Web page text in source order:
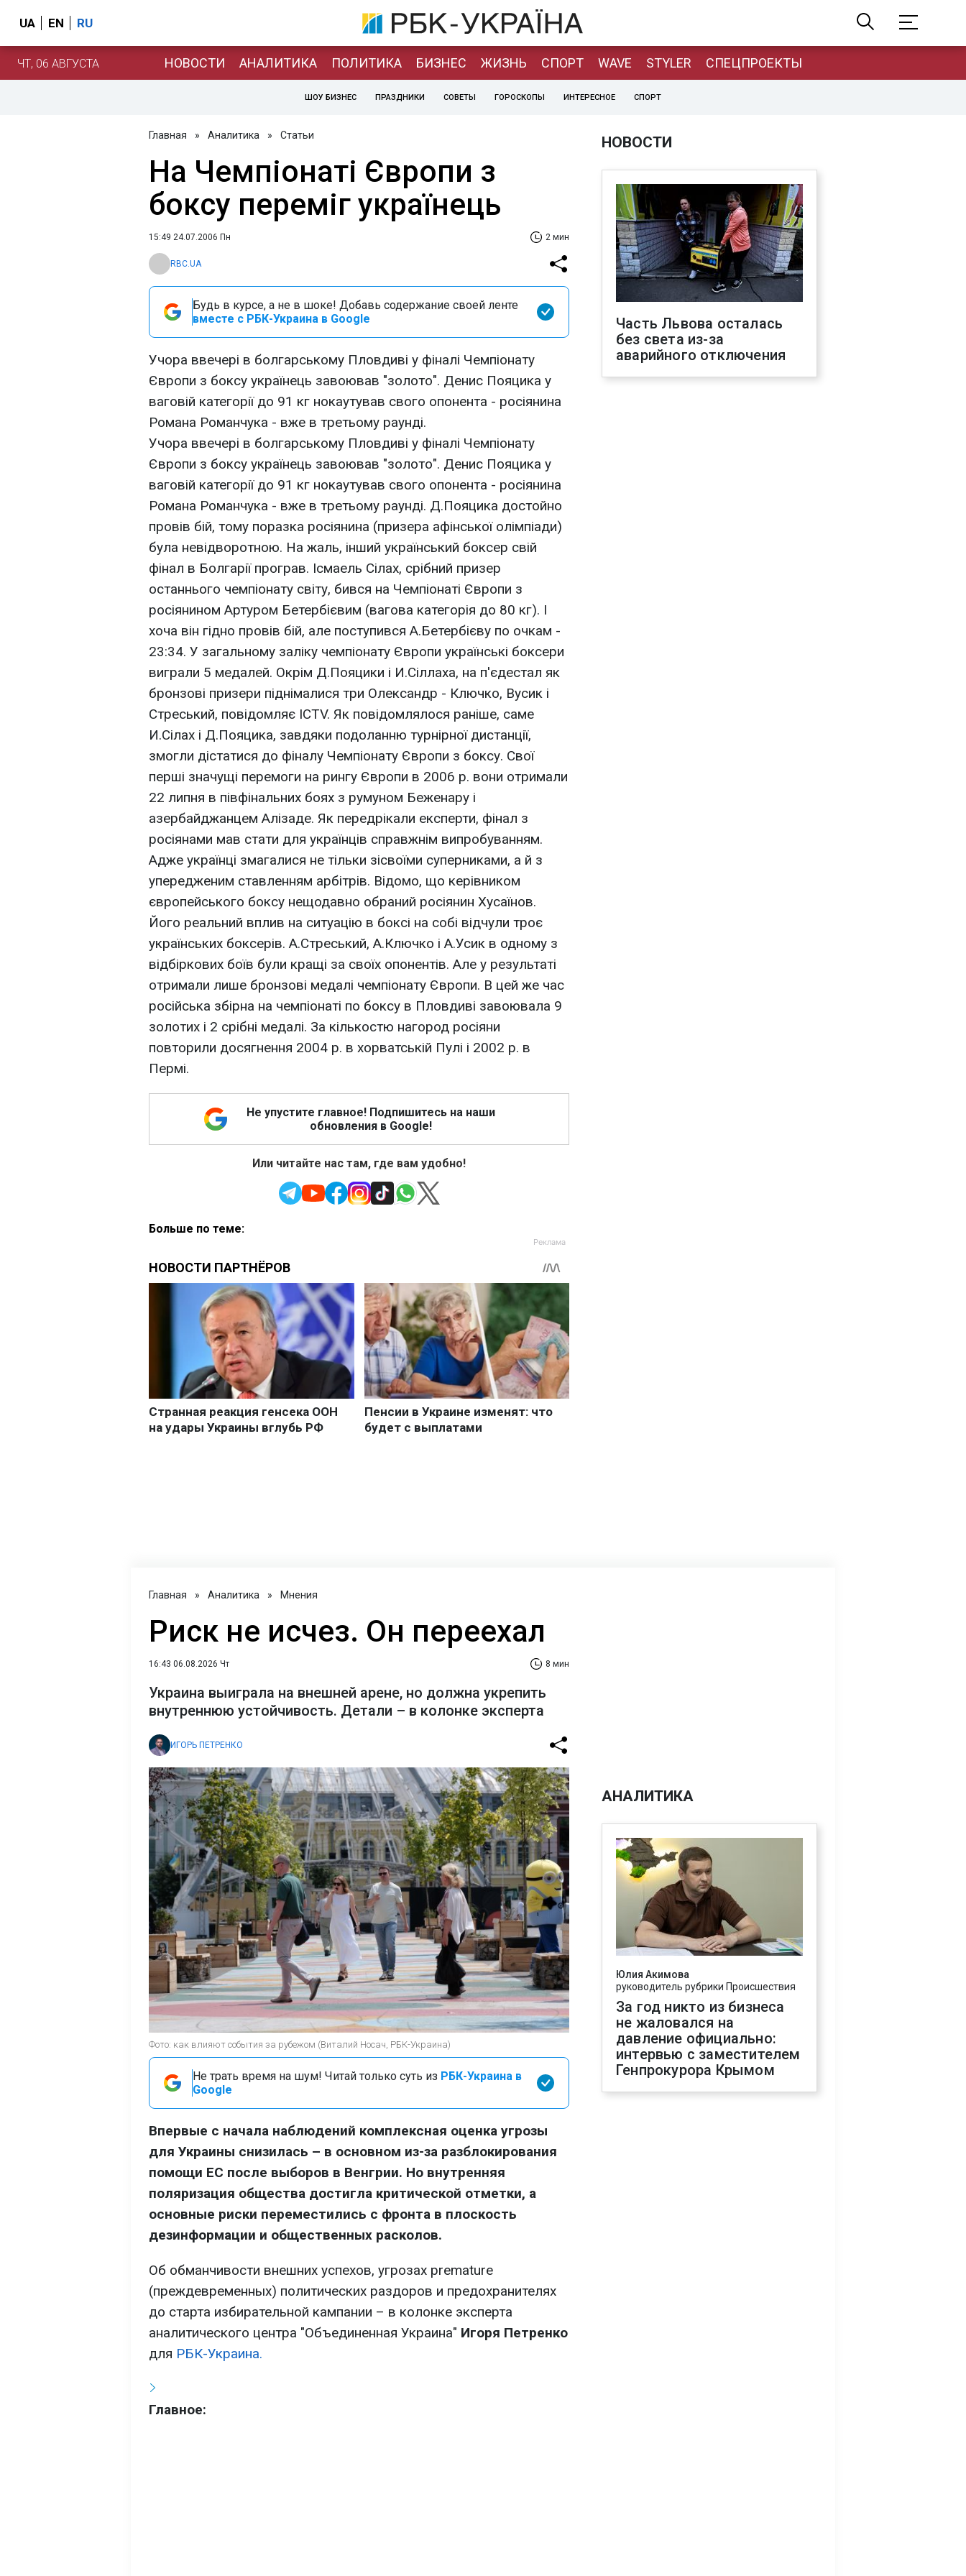
UA EN RU
ЧТ, 06 АВГУСТА НОВОСТИ АНАЛИТИКА ПОЛИТИКА БИЗНЕС ЖИЗНЬ СПОРТ WAVE STYLER СПЕЦПРОЕКТЫ
ШОУ БИЗНЕС ПРАЗДНИКИ СОВЕТЫ ГОРОСКОПЫ ИНТЕРЕСНОЕ СПОРТ
Главная » Аналитика » Статьи
На Чемпіонаті Європи з
боксу переміг українець
15:49 24.07.2006 Пн 2 мин
RBC.UA
Будь в курсе, а не в шоке! Добавь содержание своей ленте
вместе с РБК-Украина в Google
Учора ввечері в болгарському Пловдиві у фіналі Чемпіонату
Європи з боксу українець завоював "золото". Денис Пояцика у
ваговій категорії до 91 кг нокаутував свого опонента - росіянина
Романа Романчука - вже в третьому раунді.
Учора ввечері в болгарському Пловдиві у фіналі Чемпіонату
Європи з боксу українець завоював "золото". Денис Пояцика у
ваговій категорії до 91 кг нокаутував свого опонента - росіянина
Романа Романчука - вже в третьому раунді. Д.Пояцика достойно
провів бій, тому поразка росіянина (призера афінської олімпіади)
була невідворотною. На жаль, інший український боксер свій
фінал в Болгарії програв. Ісмаель Сілах, срібний призер
останнього чемпіонату світу, бився на Чемпіонаті Європи з
росіянином Артуром Бетербієвим (вагова категорія до 80 кг). І
хоча він гідно провів бій, але поступився А.Бетербієву по очкам -
23:34. У загальному заліку чемпіонату Європи українські боксери
виграли 5 медалей. Окрім Д.Пояцики і И.Сіллаха, на п'єдестал як
бронзові призери піднімалися три Олександр - Ключко, Вусик і
Стреський, повідомляє ICTV. Як повідомлялося раніше, саме
И.Сілах і Д.Пояцика, завдяки подоланню турнірної дистанції,
змогли дістатися до фіналу Чемпіонату Європи з боксу. Свої
перші значущі перемоги на рингу Європи в 2006 р. вони отримали
22 липня в півфінальних боях з румуном Беженару і
азербайджанцем Алізаде. Як передрікали експерти, фінал з
росіянами мав стати для українців справжнім випробуванням.
Адже українці змагалися не тільки зісвоїми суперниками, а й з
упередженим ставленням арбітрів. Відомо, що керівником
європейського боксу нещодавно обраний росіянин Хусаїнов.
Його реальний вплив на ситуацію в боксі на собі відчули троє
українських боксерів. А.Стреський, А.Ключко і А.Усик в одному з
відбіркових боїв були кращі за своїх опонентів. Але у результаті
отримали лише бронзові медалі чемпіонату Європи. В цей же час
російська збірна на чемпіонаті по боксу в Пловдиві завоювала 9
золотих і 2 срібні медалі. За кількостю нагород росіяни
повторили досягнення 2004 р. в хорватській Пулі і 2002 р. в
Пермі.
Не упустите главное! Подпишитесь на наши
обновления в Google!
Или читайте нас там, где вам удобно!
Больше по теме:
НОВОСТИ
Часть Львова осталась
без света из-за
аварийного отключения
Главная » Аналитика » Мнения
Риск не исчез. Он переехал
16:43 06.08.2026 Чт 8 мин
Украина выиграла на внешней арене, но должна укрепить
внутреннюю устойчивость. Детали – в колонке эксперта
ИГОРЬ ПЕТРЕНКО
Фото: как влияют события за рубежом (Виталий Носач, РБК-Украина)
Не трать время на шум! Читай только суть из РБК-Украина в
Google
Впервые с начала наблюдений комплексная оценка угрозы
для Украины снизилась – в основном из-за разблокирования
помощи ЕС после выборов в Венгрии. Но внутренняя
поляризация общества достигла критической отметки, а
основные риски переместились с фронта в плоскость
дезинформации и общественных расколов.
Об обманчивости внешних успехов, угрозах premature
(преждевременных) политических раздоров и предохранителях
до старта избирательной кампании – в колонке эксперта
аналитического центра "Объединенная Украина" Игоря Петренко
для РБК-Украина.
Главное:
АНАЛИТИКА
Юлия Акимова
руководитель рубрики Происшествия
За год никто из бизнеса
не жаловался на
давление официально:
интервью с заместителем
Генпрокурора Крымом